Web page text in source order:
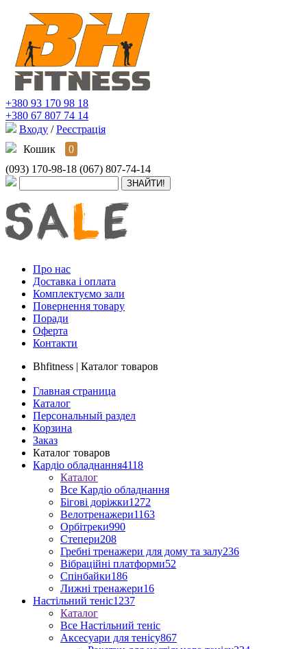
+380 93 170 98 18
+380 67 807 74 14
Входу / Реєстрація
Кошик
0
(093) 170-98-18 (067) 807-74-14
Про нас
Доставка і оплата
Комплектуємо зали
Повернення товару
Поради
Оферта
Контакти
Bhfitness | Каталог товаров
Главная страница
Каталог
Персональный раздел
Корзина
Заказ
Каталог товаров
Кардіо обладнання4118
Каталог
Все Кардіо обладнання
Бігові доріжки1272
Велотренажери1163
Орбітреки990
Степери208
Гребні тренажери для дому та залу236
Вібраційні платформи52
Спінбайки186
Лижні тренажери16
Настільний теніс1237
Каталог
Все Настільний теніс
Аксесуари для тенісу867